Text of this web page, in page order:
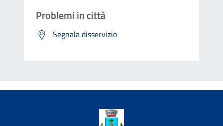
Problemi in città
Segnala disservizio